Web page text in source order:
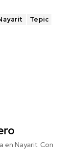
Tepic
en Nayarit. Con